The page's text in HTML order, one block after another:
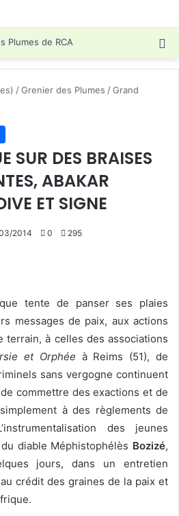
/Grenier des Plumes /Grand
SUR DES BRAISES
ABAKAR
ET SIGNE
2014 0 295
tente de panser ses plaies
messages de paix, aux actions
terrain, à celles des associations
et Orphée à Reims (51), de
sans vergogne continuent
commettre des exactions et de
à des règlements de
des jeunes
diable Méphistophélès Bozizé,
jours, dans un entretien
crédit des graines de la paix et